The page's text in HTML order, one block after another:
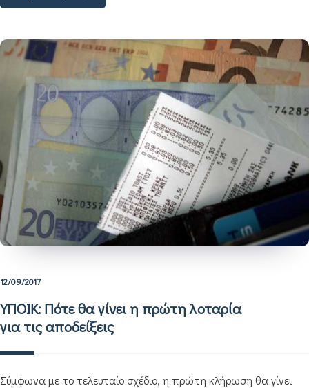
12/09/2017
ΥΠΟΙΚ: Πότε θα γίνει η πρώτη λοταρία
για τις αποδείξεις
Σύμφωνα με το τελευταίο σχέδιο, η πρώτη κλήρωση θα γίνει